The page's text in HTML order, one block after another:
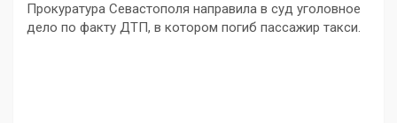
Прокуратура Севастополя направила в суд уголовное
дело по факту ДТП, в котором погиб пассажир такси.